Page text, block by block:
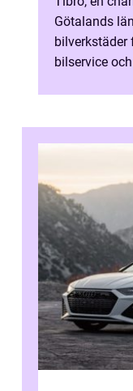
Götalands
bilverkstäder
bilservice